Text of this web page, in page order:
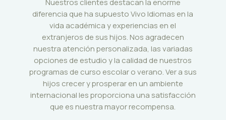
Nuestros clientes destacan la enorme
diferencia que ha supuesto Vivo Idiomas en la
vida académica y experiencias en el
extranjeros de sus hijos. Nos agradecen
nuestra atención personalizada, las variadas
opciones de estudio y la calidad de nuestros
programas de curso escolar o verano. Ver a sus
hijos crecer y prosperar en un ambiente
internacional les proporciona una satisfacción
que es nuestra mayor recompensa.